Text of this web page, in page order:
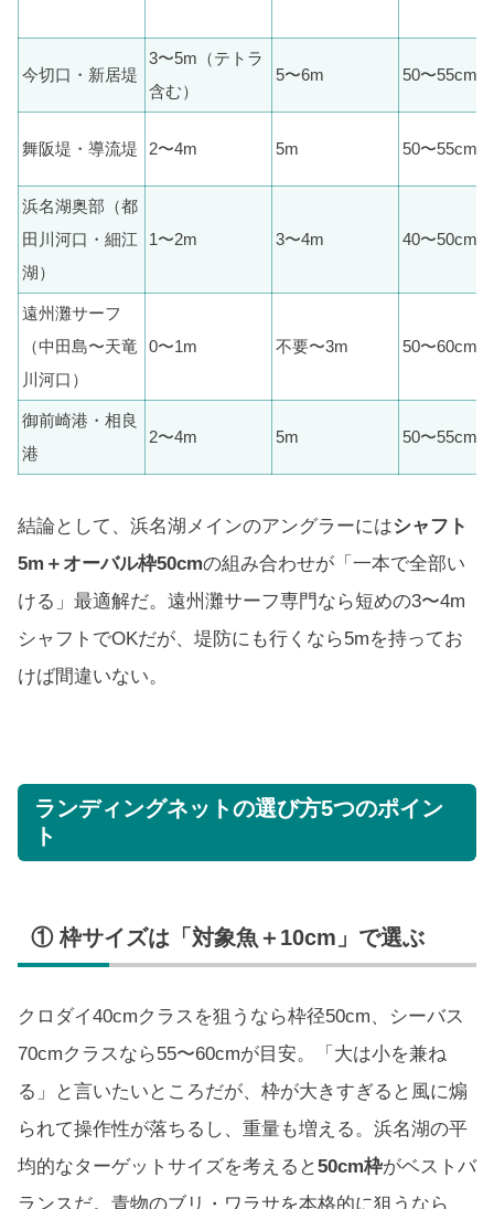
今切口・新居堤
3〜5m（テトラ
含む）
5〜6m 50〜55cm
舞阪堤・導流堤 2〜4m 5m 50〜55cm
浜名湖奥部（都
田川河口・細江
湖）
1〜2m 3〜4m 40〜50cm
遠州灘サーフ
（中田島〜天竜
川河口）
0〜1m 不要〜3m 50〜60cm
御前崎港・相良
港
2〜4m 5m 50〜55cm
結論として、浜名湖メインのアングラーにはシャフト
5m＋オーバル枠50cmの組み合わせが「一本で全部い
ける」最適解だ。遠州灘サーフ専門なら短めの3〜4m
シャフトでOKだが、堤防にも行くなら5mを持ってお
けば間違いない。
ランディングネットの選び方5つのポイン
ト
① 枠サイズは「対象魚＋10cm」で選ぶ
クロダイ40cmクラスを狙うなら枠径50cm、シーバス
70cmクラスなら55〜60cmが目安。「大は小を兼ね
る」と言いたいところだが、枠が大きすぎると風に煽
られて操作性が落ちるし、重量も増える。浜名湖の平
均的なターゲットサイズを考えると50cm枠がベストバ
ランスだ。青物のブリ・ワラサを本格的に狙うなら